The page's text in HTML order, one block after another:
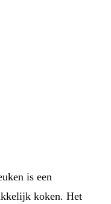
is een
koken. Het